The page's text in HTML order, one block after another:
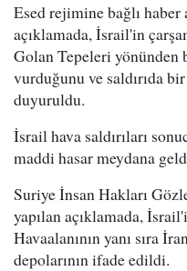
Esed rejimine bağlı haber
açıklamada, İsrail'in
Golan Tepeleri yönünden
vurduğunu ve saldırıda
duyuruldu.
İsrail hava saldırıları
maddi hasar meydana
Suriye İnsan Hakları
yapılan açıklamada,
Havaalanının yanı sıra
depolarının ifade edildi.